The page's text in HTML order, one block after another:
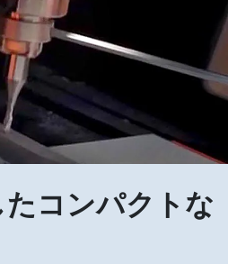
コンパクトな